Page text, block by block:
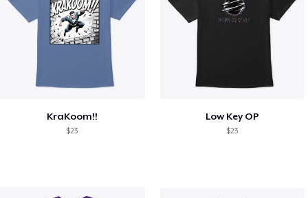
KraKoom!!
$23
Low Key OP
$23